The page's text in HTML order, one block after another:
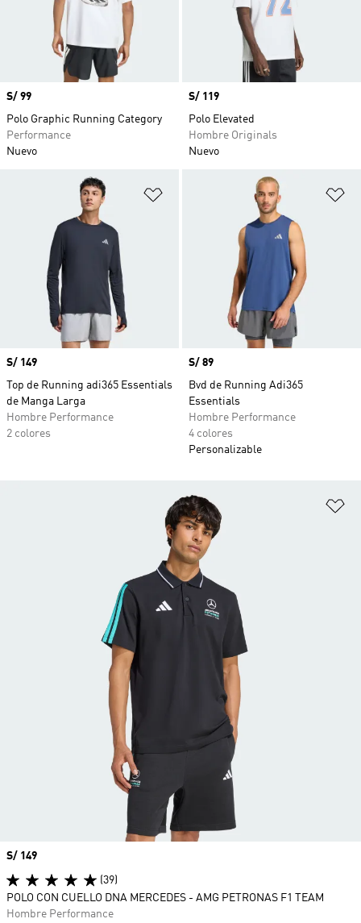
Precio
S/ 99
Polo Graphic Running Category
Performance
Nuevo
Precio
S/ 119
Polo Elevated
Hombre Originals
Nuevo
Añadir a la lista de deseos
Precio
S/ 149
Top de Running adi365 Essentials
de Manga Larga
Hombre Performance
2 colores
Precio
S/ 89
Bvd de Running Adi365
Essentials
Hombre Performance
4 colores
Personalizable
Precio
S/ 149
(39)
POLO CON CUELLO DNA MERCEDES - AMG PETRONAS F1 TEAM
Hombre Performance